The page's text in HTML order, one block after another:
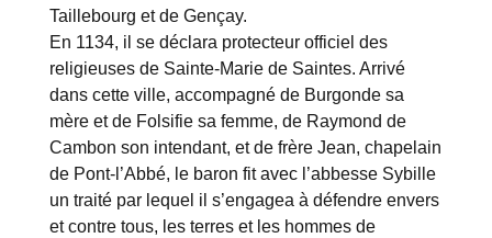
Taillebourg et de Gençay.
En 1134, il se déclara protecteur officiel des
religieuses de Sainte-Marie de Saintes. Arrivé
dans cette ville, accompagné de Burgonde sa
mère et de Folsifie sa femme, de Raymond de
Cambon son intendant, et de frère Jean, chapelain
de Pont-l’Abbé, le baron fit avec l’abbesse Sybille
un traité par lequel il s’engagea à défendre envers
et contre tous, les terres et les hommes de